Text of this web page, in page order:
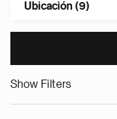
Ubicación (9)
Show Filters